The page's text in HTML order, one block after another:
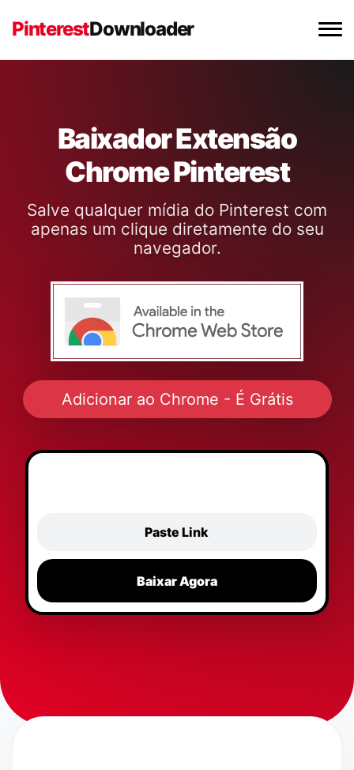
PinterestDownloader
Baixador de Imagens do Pinterest
Baixador de GIFs do Pinterest
Extensão para Chrome
Baixador Extensão
Chrome Pinterest
Salve qualquer mídia do Pinterest com
apenas um clique diretamente do seu
navegador.
Adicionar ao Chrome - É Grátis
Paste Link
Baixar Agora